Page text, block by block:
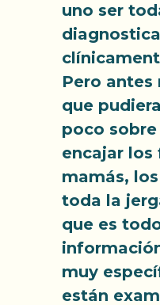
uno ser
Pero antes
que
poco
encajar los
mamás,
toda la
que es
muy
están